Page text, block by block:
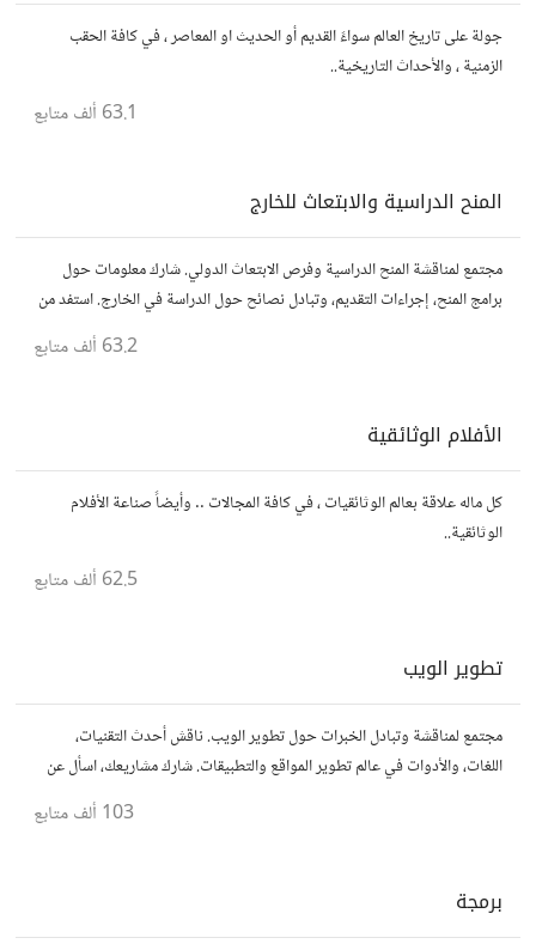
جولة على تاريخ العالم سواءً القديم أو الحديث او المعاصر ، في كافة الحقب
الزمنية ، والأحداث التاريخية..
63.1 ألف متابع
المنح الدراسية والابتعاث للخارج
مجتمع لمناقشة المنح الدراسية وفرص الابتعاث الدولي. شارك معلومات حول
برامج المنح، إجراءات التقديم، وتبادل نصائح حول الدراسة في الخارج. استفد من
63.2 ألف متابع
الأفلام الوثائقية
كل ماله علاقة بعالم الوثائقيات ، في كافة المجالات .. وأيضاً صناعة الأفلام
الوثائقية..
62.5 ألف متابع
تطوير الويب
مجتمع لمناقشة وتبادل الخبرات حول تطوير الويب. ناقش أحدث التقنيات،
اللغات، والأدوات في عالم تطوير المواقع والتطبيقات. شارك مشاريعك، اسأل عن
103 ألف متابع
برمجة